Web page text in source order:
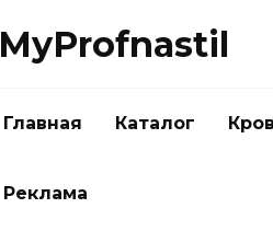
MyProfnastil
Главная Каталог
Реклама